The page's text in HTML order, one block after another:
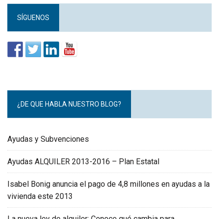
SÍGUENOS
¿DE QUE HABLA NUESTRO BLOG?
Ayudas y Subvenciones
Ayudas ALQUILER 2013-2016 – Plan Estatal
Isabel Bonig anuncia el pago de 4,8 millones en ayudas a la
vivienda este 2013